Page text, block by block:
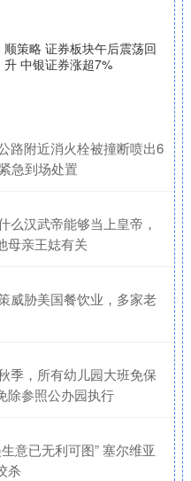
顺策略 证券板块午后震荡回
升 中银证券涨超7%
路附近消火栓被撞断喷出6
急到场处置
么汉武帝能够当上皇帝，
母亲王娡有关
威胁美国餐饮业，多家老
季，所有幼儿园大班免保
除参照公办园执行
意已无利可图” 塞尔维亚
杀